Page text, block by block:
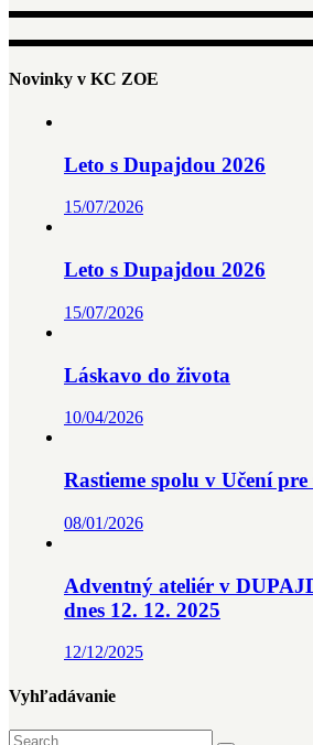
Novinky v KC ZOE
Leto s Dupajdou 2026
15/07/2026
Leto s Dupajdou 2026
15/07/2026
Láskavo do života
10/04/2026
Rastieme spolu v Učení
08/01/2026
Adventný ateliér v
dnes 12. 12. 2025
12/12/2025
Vyhľadávanie
Search